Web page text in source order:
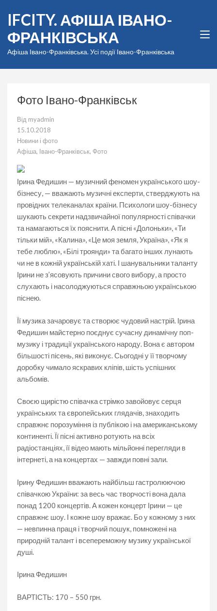
вмісту
(натисніть
Enter)
IFCITY. АФІША ІВАНО-
ФРАНКІВСЬКА
Афіша Івано-Франківська. Усі події Івано-Франківська
Фото Івано-Франківськ
Від myadmin
15.10.2018
Новини і фото
Афіша, Івано-Франківськ, Фото
Ірина Федишин — музичний феномен українського шоу-
бізнесу, — вважають музичні експерти, стверджують на
провідних телеканалах країни. Психологи шоу-бізнесу
шукають секрети надзвичайної популярності співачки
та намагаються їх пояснити. А пісні «Долоньки», «Ти
тільки мій», «Калина», «Це моя земля, Україна», «Як я
тебе люблю», «Білі троянди» та багато інших лунають
чи не в кожній українській хаті. І шанувальники таланту
Ірини не з’ясовують причини свого вибору, а просто
слухають і насолоджуються справжньою українською
піснею.
Її музика зачаровує та створює чудовий настрій. Ірина
Федишин майстерно поєднує сучасну динамічну поп-
музику і традиції українського народу. Вона є автором
більшості пісень, які виконує. Сьогодні у її творчому
доробку чимало яскравих кліпів, шість успішних
альбомів.
Своєю щирістю співачка стрімко завойовує серця
українських та європейських глядачів, знаходить
справжнє порозуміння із публікою і на американському
континенті. Її пісні активно ротують на всіх
радіостанціях, її відео мають мільйонні перегляди в
інтернеті, а на концертах — завжди повні зали.
Ірину Федишин вважають найбільш гастролюючою
співачкою України: за весь час творчості вона дала
понад 1200 концертів. А кожен концерт Ірини — це
справжнє шоу. І кожне шоу вражає. Бо у кожному з них
— невпинна праця і творчий пошук, помножені на
природній талант і всепереможну музику української
душі.
Ірина Федишин
ВАРТІСТЬ: 170 – 550 грн.